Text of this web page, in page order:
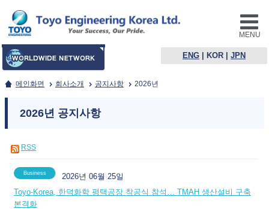
MENU
ENG KOR |JPN
메인화면 회사소개 공지사항 2026년
2026년 공지사항
RSS
Business
2026년 06월 25일
Toyo-Korea, 한덕화학 평택공장 착공식 참석… TMAH 생산설비 구축
본격화